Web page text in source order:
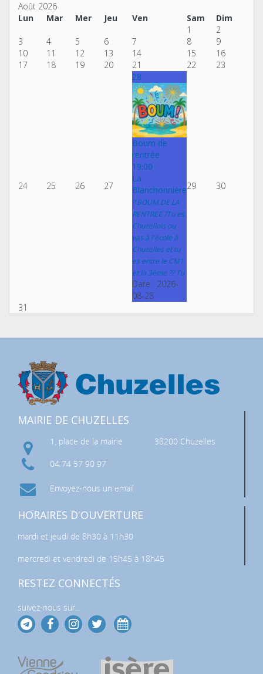
Août 2026
Lun
Mar Mer Jeu Ven Sam
Dim
1
2
3
4 5 6 7 8
9
10
11 12 13 14 15
16
17
18 19 20 21 22 23
24 25 26 27
28
Boum de
rentrée
19:00
La
Blanchonnière
? BOUM DE LA
RENTREE ?Tu es
Chuzellois ou
vas à l'école à
Chuzelles et tu
es entre le CM1
et la 3ème ?? Tu
Date : 2026-
08-28
29 30
31
MAIRIE DE CHUZELLES
1, place de la mairie
38200 Chuzelles
04 74 57 90 97
Envoyez-nous un email
HORAIRES D'OUVERTURE
mardi et jeudi de 8h30 à 11h30
mercredi et vendredi de 15h45 à 18h45
RESTEZ CONNECTÉS
suivez-nous sur...